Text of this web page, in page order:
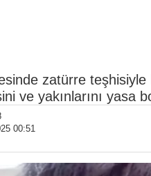
zatürre teşhisiyle
ve yakınlarını yasa
00:51